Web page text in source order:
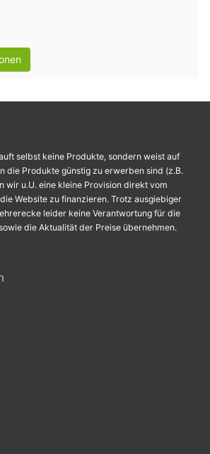
selbst keine Produkte, sondern weist auf
die Produkte günstig zu erwerben sind (z.B.
wir u.U. eine kleine Provision direkt vom
Website zu finanzieren. Trotz ausgiebiger
leider keine Verantwortung für die
die Aktualität der Preise übernehmen.